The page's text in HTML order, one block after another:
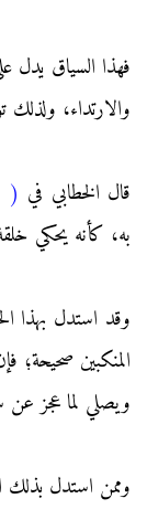
فهذا السياق يدل
والارتداء،
قال الخطابي في (
به، كأنه يحكي
وقد استدل بهذا
المنكبين صحيحة؛
ويصلي لما عجز عن
وممن استدل بذلك